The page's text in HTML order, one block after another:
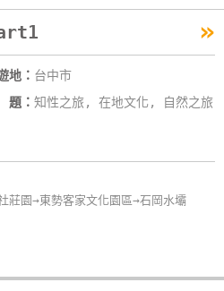
»
地： 台中市
： 知性之旅, 在地文化, 自然之旅
莊園→東勢客家文化園區→石岡水壩